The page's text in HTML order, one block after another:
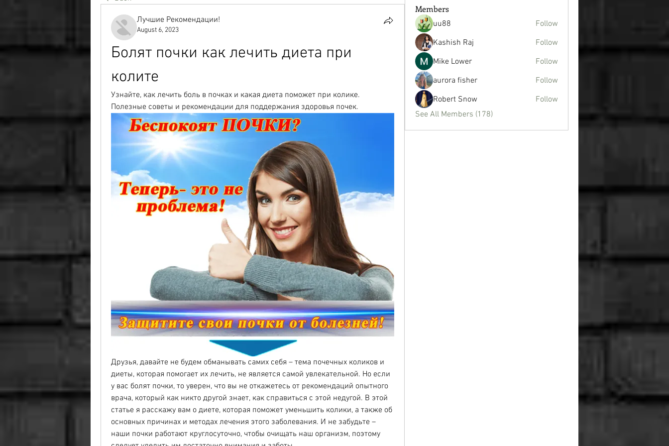
Лучшие Рекомендации!
August 6, 2023
Болят почки как лечить диета при
колите
Узнайте, как лечить боль в почках и какая диета поможет при колике.
Полезные советы и рекомендации для поддержания здоровья почек.
Друзья, давайте не будем обманывать самих себя – тема почечных коликов и
диеты, которая помогает их лечить, не является самой увлекательной. Но если
у вас болят почки, то уверен, что вы не откажетесь от рекомендаций опытного
врача, который как никто другой знает, как справиться с этой недугой. В этой
статье я расскажу вам о диете, которая поможет уменьшить колики, а также об
основных причинах и методах лечения этого заболевания. И не забудьте –
наши почки работают круглосуточно, чтобы очищать наш организм, поэтому
Members
uu88
Follow
Kashish Raj
Follow
Mike Lower
Follow
aurora fisher
Follow
Robert Snow
Follow
See All Members (178)